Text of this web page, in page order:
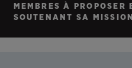
MEMBRES À PROPOSER
SOUTENANT SA